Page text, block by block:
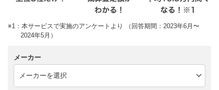
※1：本サービスで実施のアンケートより （回答期間：2023年6月〜
2024年5月）
メーカー